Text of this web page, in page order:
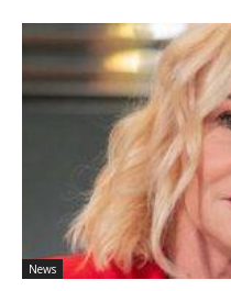
News